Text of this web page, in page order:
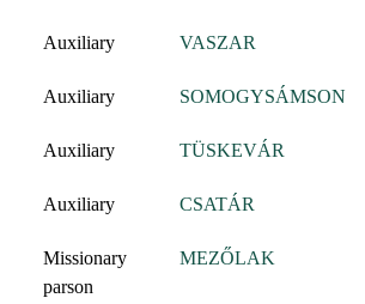
Auxiliary VASZAR
Auxiliary SOMOGYSÁMSON
Auxiliary TÜSKEVÁR
Auxiliary CSATÁR
Missionary
parson
MEZŐLAK